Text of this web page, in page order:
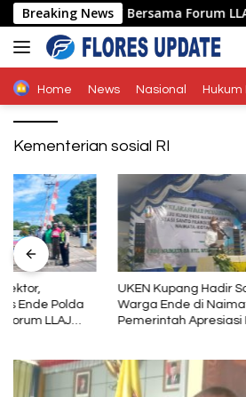
Langsung
ke
konten
Breaking News
Polda NTT Bersama Forum LLAJ
Home News Nasional Hukum
Kementerian sosial RI
UKEN Kupang Hadir Satukan
Warga Ende di Naimata,
Pemerintah Apresiasi Peran
yang
dan